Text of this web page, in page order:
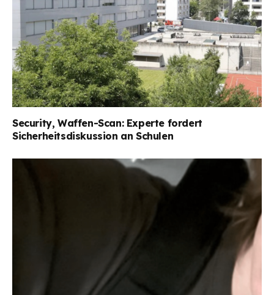
Security, Waffen-Scan: Experte fordert
Sicherheitsdiskussion an Schulen